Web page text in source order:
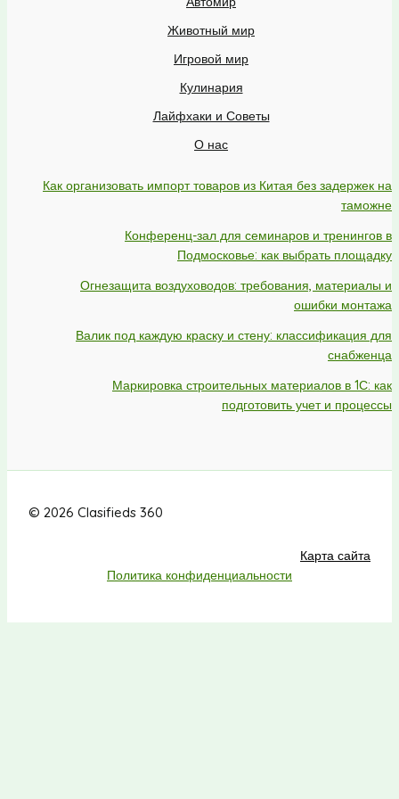
Животный мир
Игровой мир
Кулинария
Лайфхаки и Советы
О нас
Как организовать импорт товаров из Китая без задержек на
таможне
Конференц-зал для семинаров и тренингов в
Подмосковье: как выбрать площадку
Огнезащита воздуховодов: требования, материалы и
ошибки монтажа
Валик под каждую краску и стену: классификация для
снабженца
Маркировка строительных материалов в 1С: как
подготовить учет и процессы
© 2026 Clasifieds 360
Карта сайта
Политика конфиденциальности